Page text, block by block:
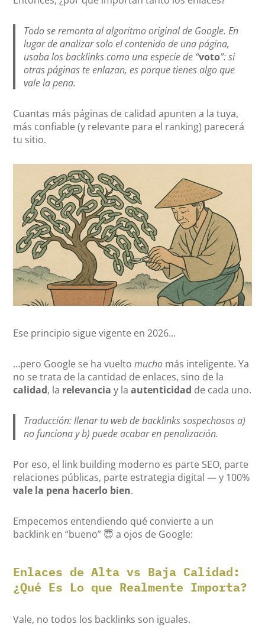
Todo se remonta al algoritmo original de Google. En
lugar de analizar solo el contenido de una página,
usaba los backlinks como una especie de “voto”: si
otras páginas te enlazan, es porque tienes algo que
vale la pena.
Cuantas más páginas de calidad apunten a la tuya,
más confiable (y relevante para el ranking) parecerá
tu sitio.
Ese principio sigue vigente en 2026…
…pero Google se ha vueltomucho más inteligente. Ya
no se trata de la cantidad de enlaces, sino de la
calidad, la relevancia y laautenticidad de cada uno.
Traducción: llenar tu web de backlinks sospechosos a)
no funciona y b) puede acabar en penalización.
Por eso, el link building moderno es parte SEO, parte
relaciones públicas, parte estrategia digital — y 100%
vale la pena hacerlo bien.
Empecemos entendiendo qué convierte a un
backlink en “bueno” 😇 a ojos de Google:
Enlaces de Alta vs Baja Calidad:
¿Qué Es Lo que Realmente Importa?
Vale, no todos los backlinks son iguales.